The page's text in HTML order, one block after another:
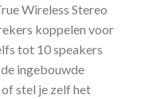
Wireless Stereo
koppelen voor
tot 10 speakers
ingebouwde
stel je zelf het